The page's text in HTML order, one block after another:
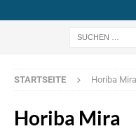
STARTSEITE Horiba Mira
Horiba Mira